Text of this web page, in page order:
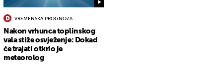
VREMENSKA PROGNOZA
Nakon vrhunca toplinskog
vala stiže osvježenje: Dokad
će trajati otkrio je
meteorolog